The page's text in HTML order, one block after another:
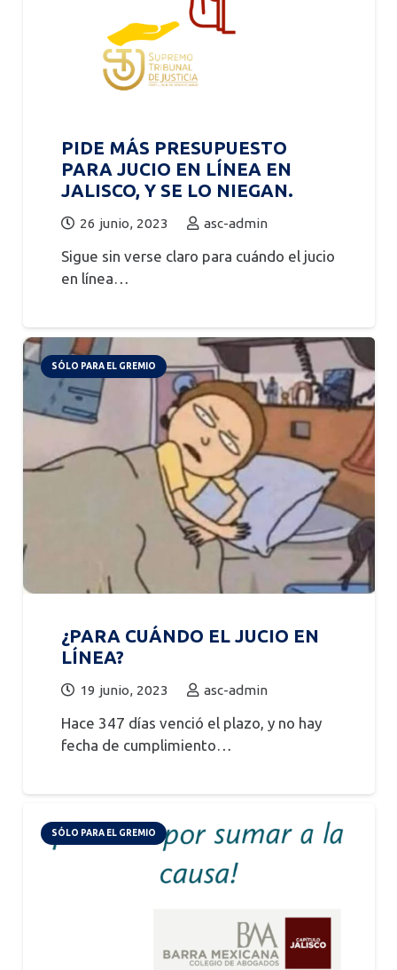
PIDE MÁS PRESUPUESTO
PARA JUCIO EN LÍNEA EN
JALISCO, Y SE LO NIEGAN.
26 junio, 2023 asc-admin
Sigue sin verse claro para cuándo el jucio
en línea…
SÓLO PARA EL GREMIO
¿PARA CUÁNDO EL JUCIO EN
LÍNEA?
19 junio, 2023 asc-admin
Hace 347 días venció el plazo, y no hay
fecha de cumplimiento…
SÓLO PARA EL GREMIO